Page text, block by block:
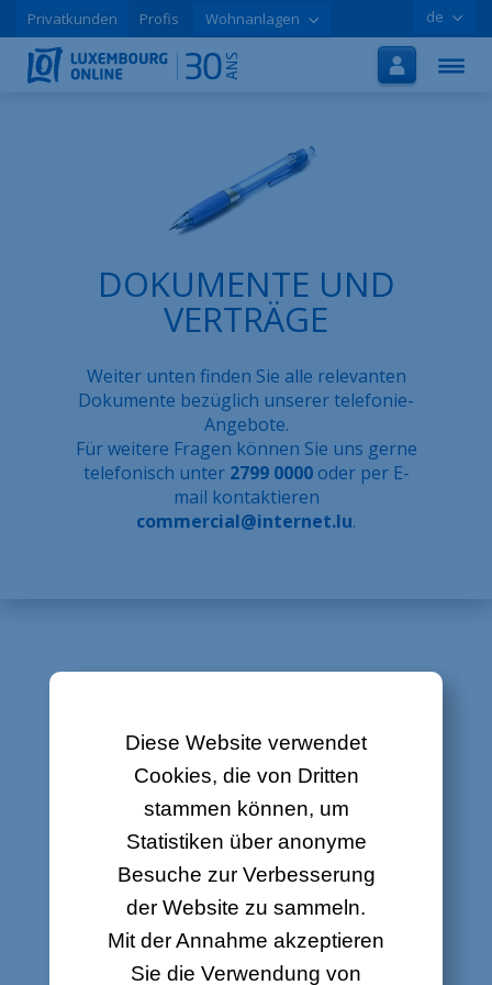
Startseite
Handy
Aktionen
Online-Registrierung
Hilfe
LOLCLOUD
Broschüre
Über uns
Diese Website verwendet
Cookies, die von Dritten
stammen können, um
Statistiken über anonyme
Besuche zur Verbesserung
der Website zu sammeln.
Mit der Annahme akzeptieren
Sie die Verwendung von
Privatkunden Profis Wohnanlagen de
DOKUMENTE UND
VERTRÄGE
Weiter unten finden Sie alle relevanten
Dokumente bezüglich unserer telefonie-
Angebote.
Für weitere Fragen können Sie uns gerne
telefonisch unter 2799 0000oder per E-
mail kontaktieren
commercial@internet.lu.
Auftrag für Anschluss
ALLGEMEINE